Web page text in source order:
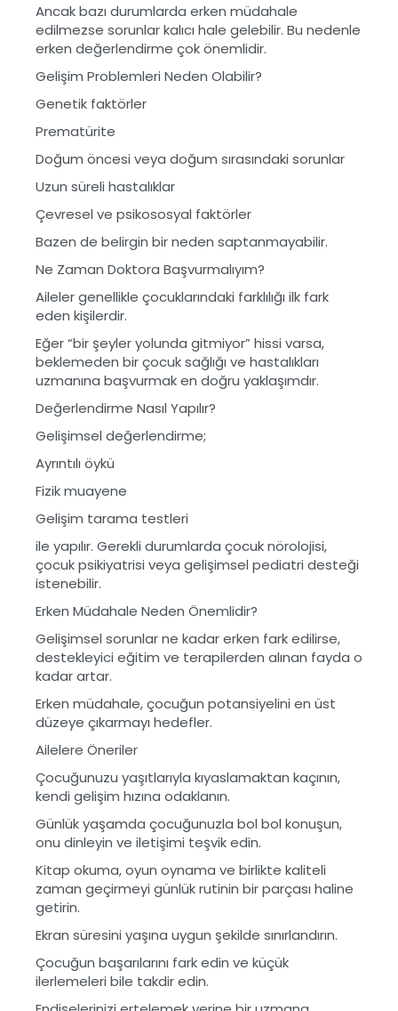
Ancak bazı durumlarda erken müdahale
edilmezse sorunlar kalıcı hale gelebilir. Bu nedenle
erken değerlendirme çok önemlidir.
Gelişim Problemleri Neden Olabilir?
Genetik faktörler
Prematürite
Doğum öncesi veya doğum sırasındaki sorunlar
Uzun süreli hastalıklar
Çevresel ve psikososyal faktörler
Bazen de belirgin bir neden saptanmayabilir.
Ne Zaman Doktora Başvurmalıyım?
Aileler genellikle çocuklarındaki farklılığı ilk fark
eden kişilerdir.
Eğer “bir şeyler yolunda gitmiyor” hissi varsa,
beklemeden bir çocuk sağlığı ve hastalıkları
uzmanına başvurmak en doğru yaklaşımdır.
Değerlendirme Nasıl Yapılır?
Gelişimsel değerlendirme;
Ayrıntılı öykü
Fizik muayene
Gelişim tarama testleri
ile yapılır. Gerekli durumlarda çocuk nörolojisi,
çocuk psikiyatrisi veya gelişimsel pediatri desteği
istenebilir.
Erken Müdahale Neden Önemlidir?
Gelişimsel sorunlar ne kadar erken fark edilirse,
destekleyici eğitim ve terapilerden alınan fayda o
kadar artar.
Erken müdahale, çocuğun potansiyelini en üst
düzeye çıkarmayı hedefler.
Ailelere Öneriler
Çocuğunuzu yaşıtlarıyla kıyaslamaktan kaçının,
kendi gelişim hızına odaklanın.
Günlük yaşamda çocuğunuzla bol bol konuşun,
onu dinleyin ve iletişimi teşvik edin.
Kitap okuma, oyun oynama ve birlikte kaliteli
zaman geçirmeyi günlük rutinin bir parçası haline
getirin.
Ekran süresini yaşına uygun şekilde sınırlandırın.
Çocuğun başarılarını fark edin ve küçük
ilerlemeleri bile takdir edin.